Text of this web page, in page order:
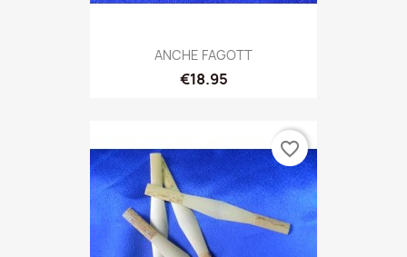
ANCHE FAGOTT
€18.95
favorite_border